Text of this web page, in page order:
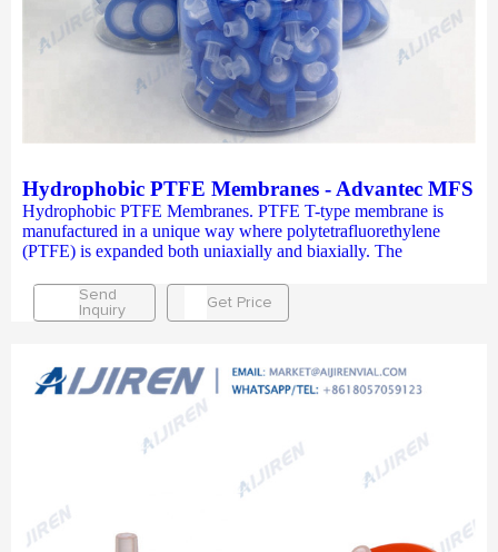
Hydrophobic PTFE Membranes - Advantec MFS
Hydrophobic PTFE Membranes. PTFE T-type membrane is
manufactured in a unique way where polytetrafluorethylene
(PTFE) is expanded both uniaxially and biaxially. The
Send
Inquiry
Get Price